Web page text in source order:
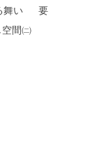
舞い 要
間㈡